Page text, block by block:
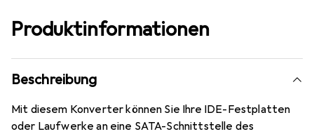
Produktinformationen
Beschreibung
Mit diesem Konverter können Sie Ihre IDE-Festplatten
oder Laufwerke an eine SATA-Schnittstelle des